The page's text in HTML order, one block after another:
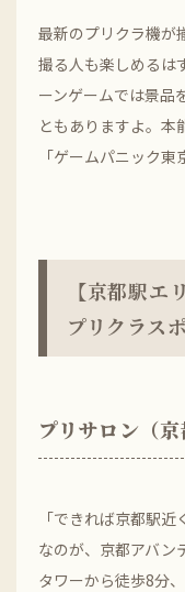
最新のプリクラ機が
撮る人も楽しめるは
ーンゲームでは景品
ともありますよ。本
「ゲームパニック東
【京都駅エ
プリクラス
プリサロン（京
「できれば京都駅
なのが、京都アバン
タワーから徒歩8分